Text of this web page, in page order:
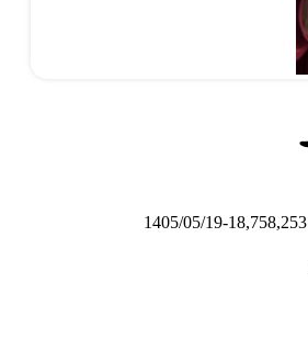
18,758,253
-
1405/05/19